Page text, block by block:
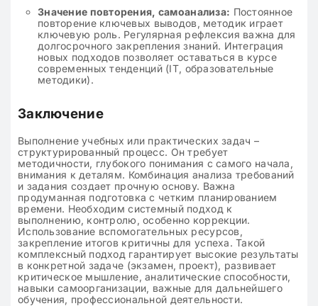
Значение повторения, самоанализа: Постоянное
повторение ключевых выводов, методик играет
ключевую роль. Регулярная рефлексия важна для
долгосрочного закрепления знаний. Интеграция
новых подходов позволяет оставаться в курсе
современных тенденций (IT, образовательные
методики).
Заключение
Выполнение учебных или практических задач –
структурированный процесс. Он требует
методичности, глубокого понимания с самого начала,
внимания к деталям. Комбинация анализа требований
и задания создает прочную основу. Важна
продуманная подготовка с четким планированием
времени. Необходим системный подход к
выполнению, контролю, особенно коррекции.
Использование вспомогательных ресурсов,
закрепление итогов критичны для успеха. Такой
комплексный подход гарантирует высокие результаты
в конкретной задаче (экзамен, проект), развивает
критическое мышление, аналитические способности,
навыки самоорганизации, важные для дальнейшего
обучения, профессиональной деятельности.